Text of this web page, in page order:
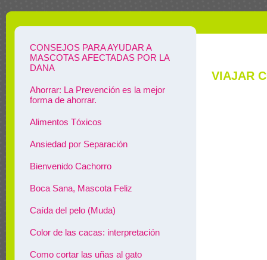
VIAJAR
CONSEJOS PARA AYUDAR A
MASCOTAS AFECTADAS POR LA
DANA
Ahorrar: La Prevención es la mejor
forma de ahorrar.
Alimentos Tóxicos
Ansiedad por Separación
Bienvenido Cachorro
Boca Sana, Mascota Feliz
Caída del pelo (Muda)
Color de las cacas: interpretación
Como cortar las uñas al gato